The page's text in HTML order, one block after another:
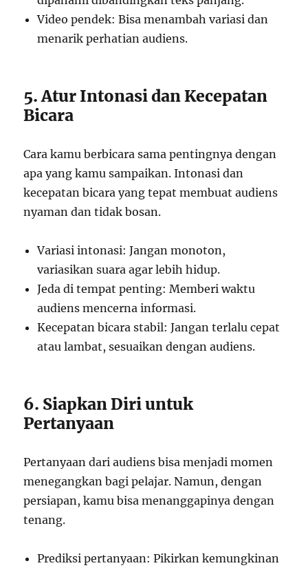
Video pendek: Bisa menambah variasi dan
menarik perhatian audiens.
5. Atur Intonasi dan Kecepatan
Bicara
Cara kamu berbicara sama pentingnya dengan
apa yang kamu sampaikan. Intonasi dan
kecepatan bicara yang tepat membuat audiens
nyaman dan tidak bosan.
Variasi intonasi: Jangan monoton,
variasikan suara agar lebih hidup.
Jeda di tempat penting: Memberi waktu
audiens mencerna informasi.
Kecepatan bicara stabil: Jangan terlalu cepat
atau lambat, sesuaikan dengan audiens.
6. Siapkan Diri untuk
Pertanyaan
Pertanyaan dari audiens bisa menjadi momen
menegangkan bagi pelajar. Namun, dengan
persiapan, kamu bisa menanggapinya dengan
tenang.
Prediksi pertanyaan: Pikirkan kemungkinan